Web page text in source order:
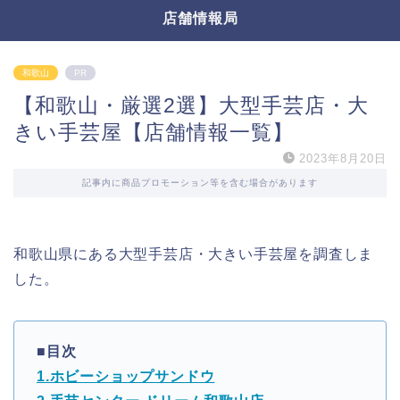
店舗情報局
和歌山 PR
【和歌山・厳選2選】大型手芸店・大
きい手芸屋【店舗情報一覧】
2023年8月20日
記事内に商品プロモーション等を含む場合があります
和歌山県にある大型手芸店・大きい手芸屋を調査しま
した。
■目次
1.ホビーショップサンドウ